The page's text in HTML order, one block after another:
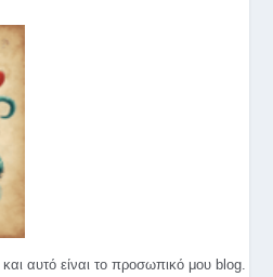
αυτό είναι το προσωπικό μου blog.